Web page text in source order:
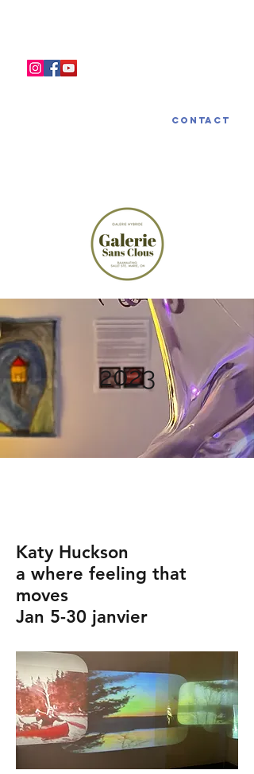
Contact
2023
Katy Huckson
a where feeling that
moves
Jan 5-30 janvier